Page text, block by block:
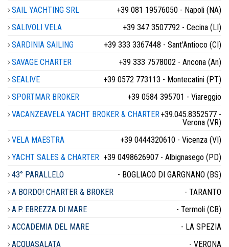
SAIL YACHTING SRL
+39 081 19576050 - Napoli (NA)
SALIVOLI VELA
+39 347 3507792 - Cecina (LI)
SARDINIA SAILING
+39 333 3367448 - Sant'Antioco (CI)
SAVAGE CHARTER
+39 333 7578002 - Ancona (An)
SEALIVE
+39 0572 773113 - Montecatini (PT)
SPORTMAR BROKER
+39 0584 395701 - Viareggio
VACANZEAVELA YACHT BROKER & CHARTER+39.045.8352577 -
Verona (VR)
VELA MAESTRA
+39 0444320610 - Vicenza (VI)
YACHT SALES & CHARTER +39 0498626907 - Albignasego (PD)
43° PARALLELO
- BOGLIACO DI GARGNANO (BS)
A BORDO! CHARTER & BROKER
- TARANTO
A.P. EBREZZA DI MARE
- Termoli (CB)
ACCADEMIA DEL MARE
- LA SPEZIA
ACQUASALATA
- VERONA